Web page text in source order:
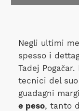
Negli ultimi
spesso i
Tadej
tecnici del
guadagni
e peso, tanto